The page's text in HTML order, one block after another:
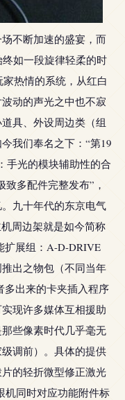
不断加速的盛宴，而
如一段旋律轻柔的时
热情的系统，从红白
动的声光之中也不寂
具、外设周边类（组
我们奉名之下：“第19
手光的模块辅助性的合
多配件完整发布”，
九十年代的东京电气
周边架就是如今简称
扩展组：A-D-DRIVE
出之物包（不同当年
多出来的卡夹插入程序
现许多媒体互相援助
些像素时代几乎毫无
调前）。具体的提供
的轻折微型修正激光
机同时对应功能附件标